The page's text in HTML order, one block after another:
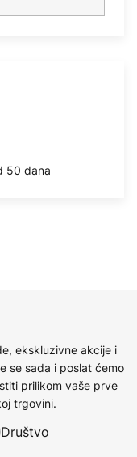
50 dana
ekskluzivne akcije i
se sada i poslat ćemo
prilikom vaše prve
trgovini.
Društvo